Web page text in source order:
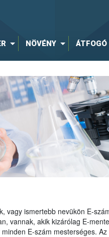
NÖVÉNY
vagy ismertebb nevükön E-
vannak, akik kizárólag E-
E-szám mesterséges. Az